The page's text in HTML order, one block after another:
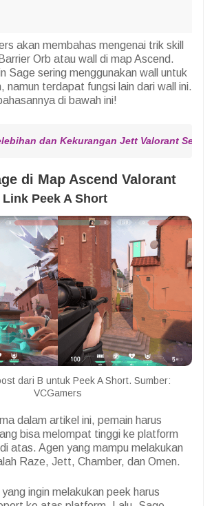
akan membahas mengenai trik skill
Orb atau wall di map Ascend.
Sage sering menggunakan wall untuk
namun terdapat fungsi lain dari wall ini.
di bawah ini!
dan Kekurangan Jett Valorant
di Map Ascend Valorant
Peek A Short
dari B untuk Peek A Short. Sumber:
VCGamers
dalam artikel ini, pemain harus
bisa melompat tinggi ke platform
atas. Agen yang mampu melakukan
Raze, Jett, Chamber, dan Omen.
ingin melakukan peek harus